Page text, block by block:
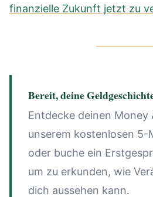
finanzielle Zukunft jetzt zu
Bereit, deine
Entdecke deinen Money
unserem kostenlosen 5-
oder buche ein
um zu erkunden, wie
dich aussehen kann.